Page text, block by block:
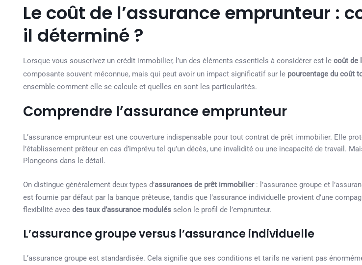
Le coût de l’assurance emprunteur :
il déterminé ?
Lorsque vous souscrivez un crédit immobilier, l’un des éléments essentiels à considérer est le coût de
composante souvent méconnue, mais qui peut avoir un impact significatif sur le pourcentage du coût
ensemble comment elle se calcule et quelles en sont les particularités.
Comprendre l’assurance emprunteur
L’assurance emprunteur est une couverture indispensable pour tout contrat de prêt immobilier. Elle
l’établissement prêteur en cas d’imprévu tel qu’un décès, une invalidité ou une incapacité de travail.
Plongeons dans le détail.
On distingue généralement deux types d’assurances de prêt immobilier: l’assurance groupe et
est fournie par défaut par la banque prêteuse, tandis que l’assurance individuelle provient d’une
flexibilité avec des taux d’assurance modulés selon le profil de l’emprunteur.
L’assurance groupe versus l’assurance individuelle
L’assurance groupe est standardisée. Cela signifie que ses conditions et tarifs ne varient pas